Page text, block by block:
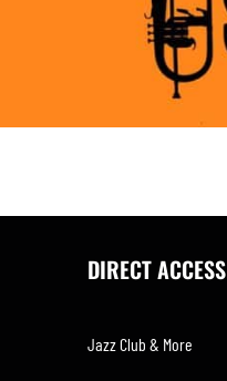
DIRECT ACCESS
Jazz Club & More